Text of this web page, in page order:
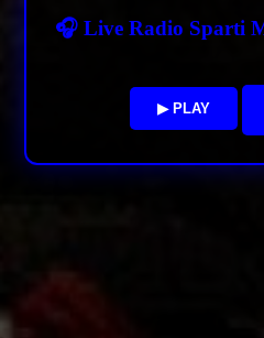
🎧 Live Radio Sparti
▶ PLAY